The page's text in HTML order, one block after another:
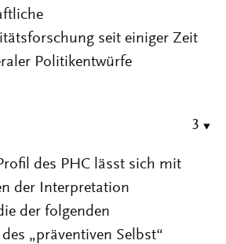
seit einiger Zeit
Politikentwürfe
3
des PHC lässt sich mit
der Interpretation
der folgenden
„präventiven Selbst“